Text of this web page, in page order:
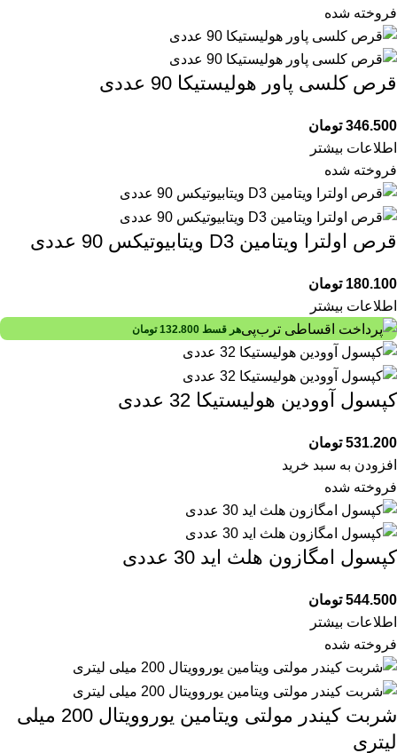
فروخته شده
قرص کلسی پاور هولیستیکا 90 عددی
346.500 تومان
اطلاعات بیشتر
فروخته شده
قرص اولترا ویتامین D3 ویتابیوتیکس 90 عددی
180.100 تومان
اطلاعات بیشتر
هر قسط 132.800 تومان
کپسول آوودین هولیستیکا 32 عددی
531.200 تومان
افزودن به سبد خرید
فروخته شده
کپسول امگازون هلث اید 30 عددی
544.500 تومان
اطلاعات بیشتر
فروخته شده
شربت کیندر مولتی ویتامین یوروویتال 200 میلی
لیتری